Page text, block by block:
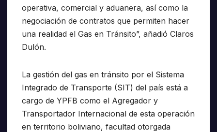
operativa, comercial y aduanera, así como la
negociación de contratos que permiten hacer
una realidad el Gas en Tránsito”, añadió Claros
Dulón.
La gestión del gas en tránsito por el Sistema
Integrado de Transporte (SIT) del país está a
cargo de YPFB como el Agregador y
Transportador Internacional de esta operación
en territorio boliviano, facultad otorgada